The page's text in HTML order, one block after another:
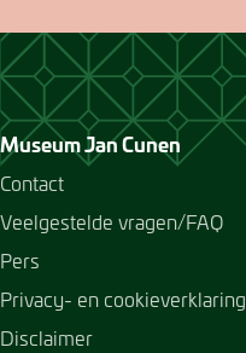
Museum Jan Cunen
Contact
Veelgestelde vragen/FAQ
Pers
Privacy- en cookieverklaring
Disclaimer